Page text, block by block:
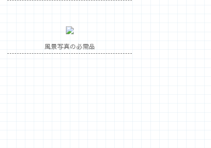
風景写真の必需品